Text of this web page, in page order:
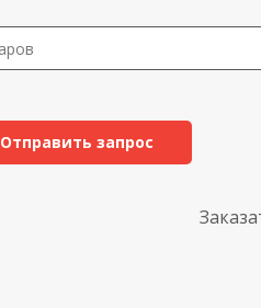
Отправить запрос